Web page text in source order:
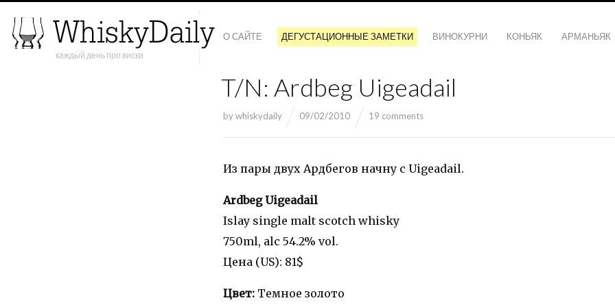
каждый день про виски
О САЙТЕ ДЕГУСТАЦИОННЫЕ ЗАМЕТКИ ВИНОКУРНИ КОНЬЯК АРМАНЬЯК
T/N: Ardbeg Uigeadail
bywhiskydaily 09/02/2010 19 comments
Из пары двух Ардбегов начну с Uigeadail.
Ardbeg Uigeadail
Islay single malt scotch whisky
750ml, alc 54.2% vol.
Цена (US): 81$
Цвет: Темное золото